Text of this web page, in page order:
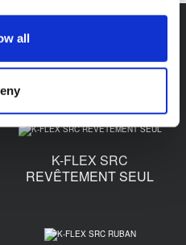
all
K-FLEX SRC
REVÊTEMENT SEUL